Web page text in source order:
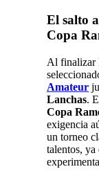
El salto
Copa
Al finalizar
Amateur
Lanchas.
Copa
exigencia
un torneo
talentos, ya